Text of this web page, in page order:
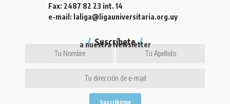
Fax: 2487 82 23 int. 14
e-mail: laliga@ligauniversitaria.org.uy
Suscríbete
a nuestra Newsletter